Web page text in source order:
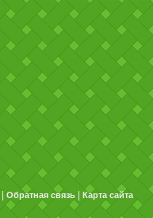
Обратная связь Карта сайта